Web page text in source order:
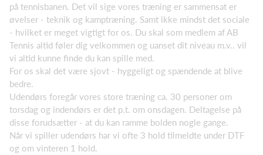
på tennisbanen. Det vil sige vores træning er sammensat er
øvelser - teknik og kamptræning. Samt ikke mindst det sociale
- hvilket er meget vigtigt for os. Du skal som medlem af AB
Tennis altid føler dig velkommen og uanset dit niveau m.v.. vil
vi altid kunne finde du kan spille med.
For os skal det være sjovt - hyggeligt og spændende at blive
bedre.
Udendørs foregår vores store træning ca. 30 personer om
torsdag og indendørs er det p.t. om onsdagen. Deltagelse på
disse forudsætter - at du kan ramme bolden nogle gange.
Når vi spiller udendørs har vi ofte 3 hold tilmeldte under DTF
og om vinteren 1 hold.